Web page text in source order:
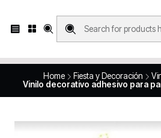
Home Fiesta y Decoración
Vinilo decorativo adhesivo para